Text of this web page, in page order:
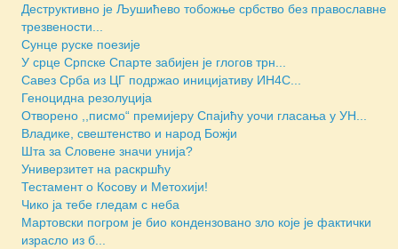
Деструктивно је Љушићево тобожње србство без православне
трезвености...
Сунце руске поезије
У срце Српске Спарте забијен је глогов трн...
Савез Срба из ЦГ подржао иницијативу ИН4С...
Геноцидна резолуција
Отворено ,,писмо“ премијеру Спајићу уочи гласања у УН...
Владике, свештенство и народ Божји
Шта за Словене значи унија?
Универзитет на раскршћу
Тестамент о Косову и Метохији!
Чико ја тебе гледам с неба
Мартовски погром је био кондензовано зло које је фактички
израсло из б...